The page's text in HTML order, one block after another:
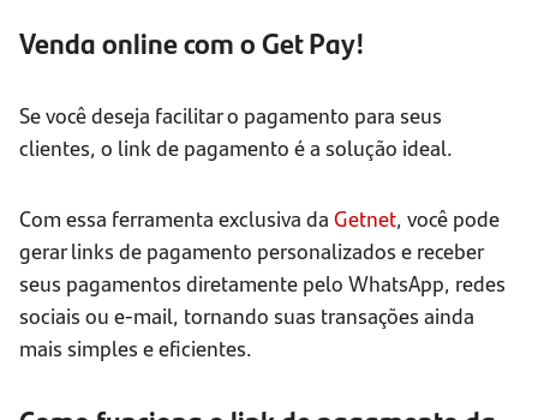
Venda online com o Get Pay!
Se você deseja facilitar o pagamento para seus
clientes, o link de pagamento é a solução ideal.
Com essa ferramenta exclusiva da Getnet, você pode
gerar links de pagamento personalizados e receber
seus pagamentos diretamente pelo WhatsApp, redes
sociais ou e-mail, tornando suas transações ainda
mais simples e eficientes.